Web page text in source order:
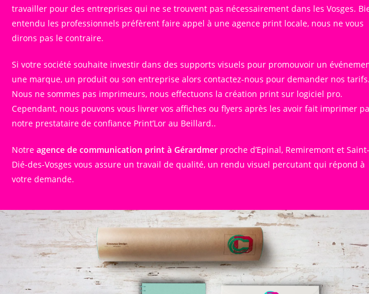
travailler pour des entreprises qui ne se trouvent pas nécessairement dans les Vosges.
entendu les professionnels préfèrent faire appel à une agence print locale, nous ne vous
dirons pas le contraire.
Si votre société souhaite investir dans des supports visuels pour promouvoir un
une marque, un produit ou son entreprise alors contactez-nous pour demander nos tarifs.
Nous ne sommes pas imprimeurs, nous effectuons la création print sur logiciel pro.
Cependant, nous pouvons vous livrer vos affiches ou flyers après les avoir fait imprimer
notre prestataire de confiance Print’Lor au Beillard..
Notre agence de communication print à Gérardmer proche d’Epinal, Remiremont et Saint-
Dié-des-Vosges vous assure un travail de qualité, un rendu visuel percutant qui répond à
votre demande.